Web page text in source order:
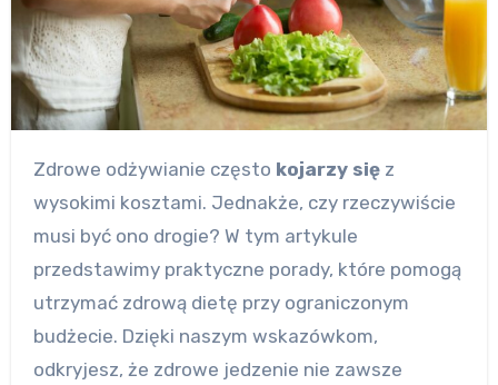
Zdrowe odżywianie często kojarzy sięz
wysokimi kosztami. Jednakże, czy rzeczywiście
musi być ono drogie? W tym artykule
przedstawimy praktyczne porady, które pomogą
utrzymać zdrową dietę przy ograniczonym
budżecie. Dzięki naszym wskazówkom,
odkryjesz, że zdrowe jedzenie nie zawsze